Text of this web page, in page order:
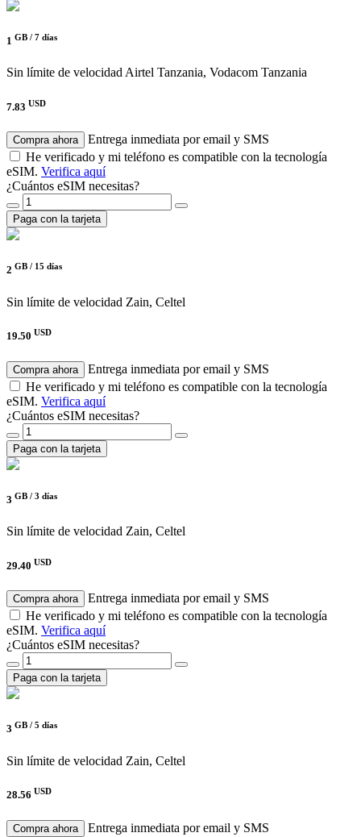
1 GB / 7 días
Sin límite de velocidadAirtel Tanzania, Vodacom Tanzania
7.83 USD
Compra ahora
Entrega inmediata por email y SMS
He verificado y mi teléfono es compatible con la tecnología
eSIM. Verifica aquí
¿Cuántos eSIM necesitas?
Paga con la tarjeta
2 GB / 15 días
Sin límite de velocidad Zain, Celtel
19.50 USD
Compra ahora
Entrega inmediata por email y SMS
He verificado y mi teléfono es compatible con la tecnología
eSIM. Verifica aquí
¿Cuántos eSIM necesitas?
Paga con la tarjeta
3 GB / 3 días
Sin límite de velocidad Zain, Celtel
29.40 USD
Compra ahora
Entrega inmediata por email y SMS
He verificado y mi teléfono es compatible con la tecnología
eSIM. Verifica aquí
¿Cuántos eSIM necesitas?
Paga con la tarjeta
3 GB / 5 días
Sin límite de velocidad Zain, Celtel
28.56 USD
Compra ahora
Entrega inmediata por email y SMS